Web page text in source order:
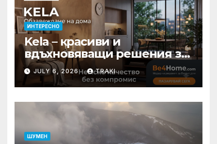
ИНТЕРЕСНО
Kela – красиви и
вдъхновяващи решения за
вашия дом
JULY 6, 2026 TRAKI
ШУМЕН